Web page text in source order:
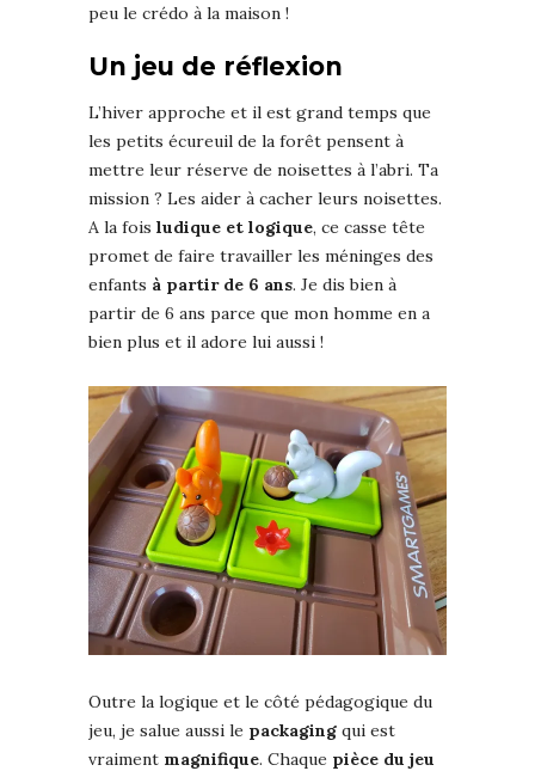
peu le crédo à la maison !
Un jeu de réflexion
L’hiver approche et il est grand temps que
les petits écureuil de la forêt pensent à
mettre leur réserve de noisettes à l’abri. Ta
mission ? Les aider à cacher leurs noisettes.
A la fois ludique et logique, ce casse tête
promet de faire travailler les méninges des
enfants à partir de 6 ans. Je dis bien à
partir de 6 ans parce que mon homme en a
bien plus et il adore lui aussi !
Outre la logique et le côté pédagogique du
jeu, je salue aussi le packaging qui est
vraiment magnifique. Chaque pièce du jeu